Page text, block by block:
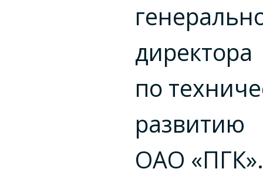
директора
по
развитию
ОАО «ПГК».